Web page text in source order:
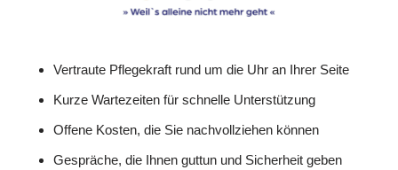
Vertraute Pflegekraft rund um die Uhr an Ihrer Seite
Kurze Wartezeiten für schnelle Unterstützung
Offene Kosten, die Sie nachvollziehen können
Gespräche, die Ihnen guttun und Sicherheit geben